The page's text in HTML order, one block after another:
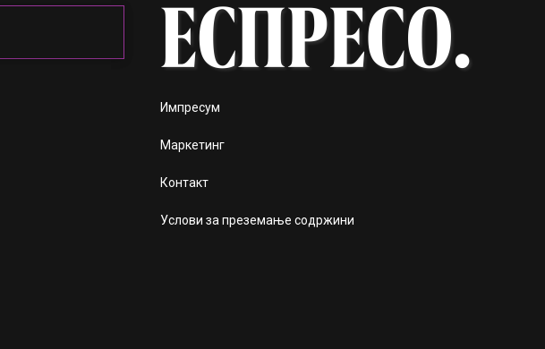
Импресум
Маркетинг
Контакт
Услови за преземање содржини